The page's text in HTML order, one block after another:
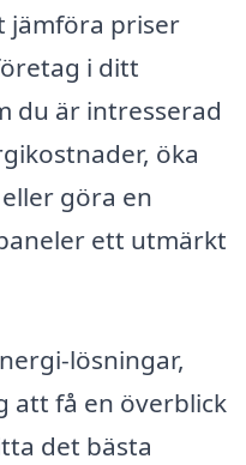
jämföra priser
i ditt
du är intresserad
öka
göra en
ett utmärkt
lösningar,
att få en överblick
det bästa